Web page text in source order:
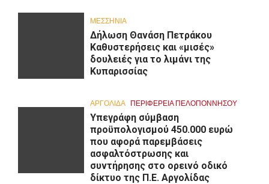
ΜΕΣΣΗΝΙΑ
Δήλωση Θανάση Πετράκου
Καθυστερήσεις και «μισές»
δουλειές για το λιμάνι της
Κυπαρισσίας
ΑΡΓΟΛΙΔΑ ΠΕΡΙΦΈΡΕΙΑ ΠΕΛΟΠΟΝΝΉΣΟΥ
Υπεγράφη σύμβαση
προϋπολογισμού 450.000 ευρώ
που αφορά παρεμβάσεις
ασφαλτόστρωσης και
συντήρησης στο ορεινό οδικό
δίκτυο της Π.Ε. Αργολίδας